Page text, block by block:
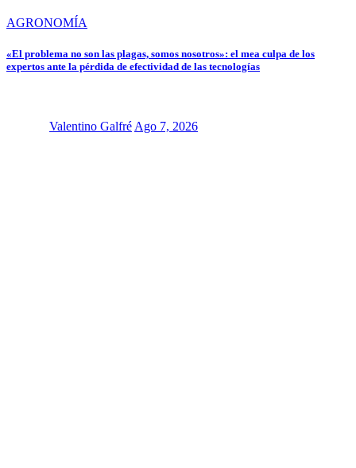
AGRONOMÍA
«El problema no son las plagas, somos nosotros»: el mea culpa de los
expertos ante la pérdida de efectividad de las tecnologías
Valentino Galfré Ago 7, 2026